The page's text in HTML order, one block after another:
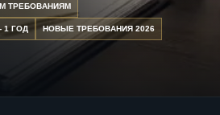
ТРЕБОВАНИЯМ
1 ГОД НОВЫЕ ТРЕБОВАНИЯ 2026